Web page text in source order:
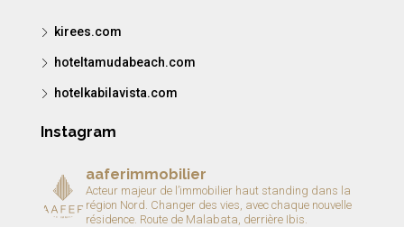
kirees.com
hoteltamudabeach.com
hotelkabilavista.com
Instagram
aaferimmobilier
Acteur majeur de l’immobilier haut standing dans la
région Nord. Changer des vies, avec chaque nouvelle
résidence. Route de Malabata, derrière Ibis.